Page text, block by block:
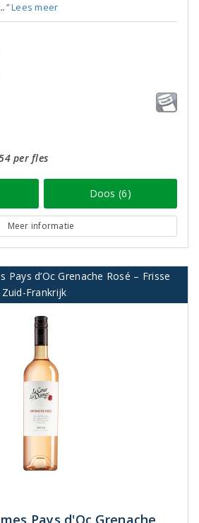
Lees meer
per fles
Doos (6)
Meer informatie
Pays d’Oc Grenache Rosé – Frisse
Frankrijk
Pays d'Oc Grenache